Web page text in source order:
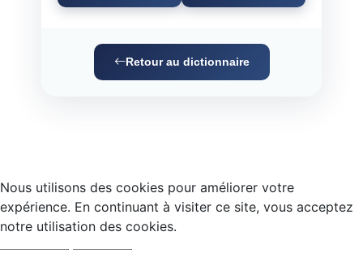
Retour au dictionnaire
Nous utilisons des cookies pour améliorer votre
expérience. En continuant à visiter ce site, vous acceptez
notre utilisation des cookies.